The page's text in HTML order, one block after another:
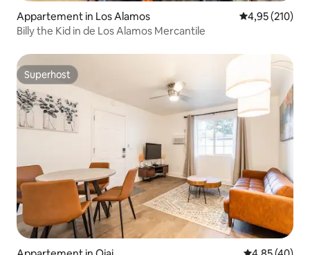
Appartement in Los Alamos Gemiddelde
4,95 (210)
Billy the Kid in de Los Alamos Mercantile
Superhost
Superhost